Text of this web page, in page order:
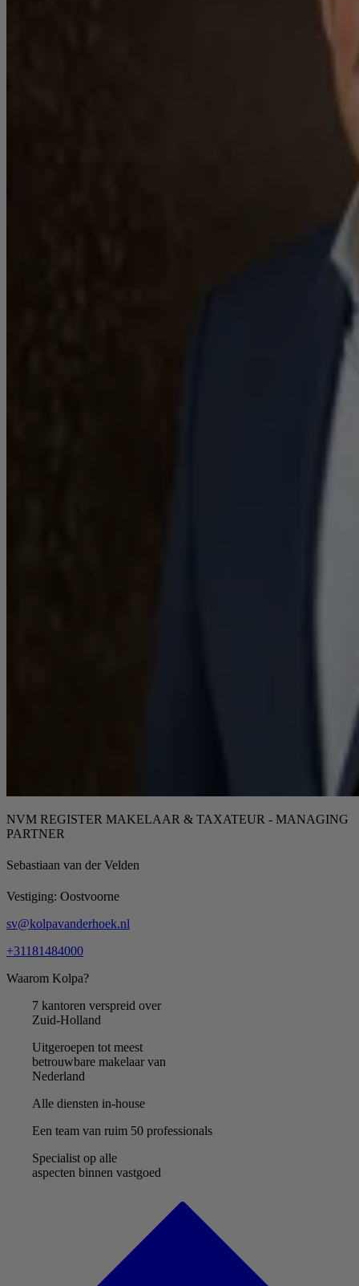
NVM REGISTER MAKELAAR & TAXATEUR - MANAGING
PARTNER
Sebastiaan van der Velden
Vestiging: Oostvoorne
sv@kolpavanderhoek.nl
+31181484000
Waarom Kolpa?
7 kantoren verspreid over
Zuid-Holland
Uitgeroepen tot meest
betrouwbare makelaar van
Nederland
Alle diensten in-house
Een team van ruim 50 professionals
Specialist op alle
aspecten binnen vastgoed